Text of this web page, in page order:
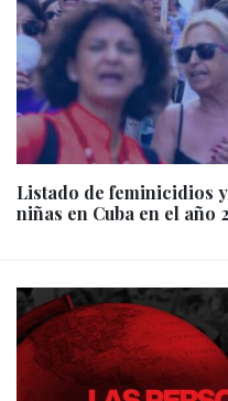
Listado de feminicidios
niñas en Cuba en el año